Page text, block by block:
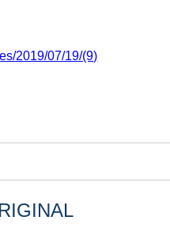
2019/07/19/(9)